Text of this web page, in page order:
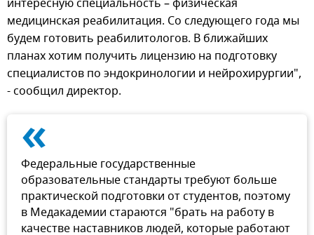
медицинская реабилитация. Со следующего года мы
будем готовить реабилитологов. В ближайших
планах хотим получить лицензию на подготовку
специалистов по эндокринологии и нейрохирургии",
- сообщил директор.
«
Федеральные государственные
образовательные стандарты требуют больше
практической подготовки от студентов, поэтому
в Медакадемии стараются "брать на работу в
качестве наставников людей, которые работают